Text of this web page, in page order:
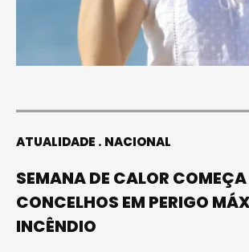
ATUALIDADE NACIONAL
SEMANA DE CALOR
CONCELHOS EM PERIGO
INCÊNDIO